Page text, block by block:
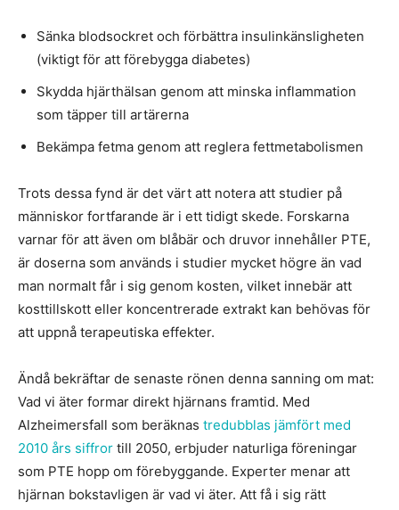
Sänka blodsockret och förbättra insulinkänsligheten
(viktigt för att förebygga diabetes)
Skydda hjärthälsan genom att minska inflammation
som täpper till artärerna
Bekämpa fetma genom att reglera fettmetabolismen
Trots dessa fynd är det värt att notera att studier på
människor fortfarande är i ett tidigt skede. Forskarna
varnar för att även om blåbär och druvor innehåller PTE,
är doserna som används i studier mycket högre än vad
man normalt får i sig genom kosten, vilket innebär att
kosttillskott eller koncentrerade extrakt kan behövas för
att uppnå terapeutiska effekter.
Ändå bekräftar de senaste rönen denna sanning om mat:
Vad vi äter formar direkt hjärnans framtid. Med
Alzheimersfall som beräknas tredubblas jämfört med
2010 års siffror till 2050, erbjuder naturliga föreningar
som PTE hopp om förebyggande. Experter menar att
hjärnan bokstavligen är vad vi äter. Att få i sig rätt